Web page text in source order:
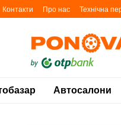
Контакти Про нас
Технічна
Автосалони